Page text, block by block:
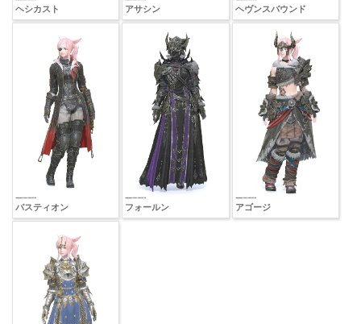
ヘシカスト アサシン ヘヴンスバウンド
バスティオン フォールン アゴージ